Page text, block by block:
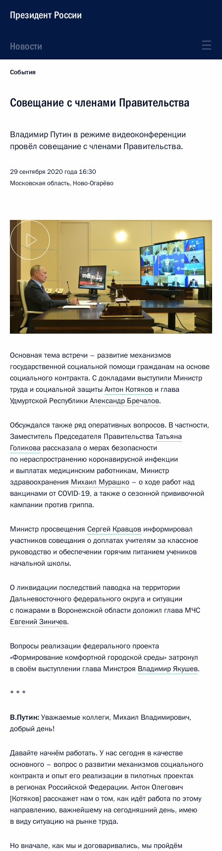
Президент России
Новости
События
Совещание с членами Правительства
Владимир Путин в режиме видеоконференции
провёл совещание с членами Правительства.
29 сентября 2020 года 16:30
Московская область, Ново-Огарёво
Основная тема встречи – развитие механизмов
государственной социальной помощи гражданам на основе
социального контракта. С докладами выступили Министр
труда и социальной защиты Антон Котяков и глава
Удмуртской Республики Александр Бречалов.
Обсуждался также ряд оперативных вопросов. В частности,
Заместитель Председателя Правительства Татьяна
Голикова рассказала о мерах безопасности
по нераспространению коронавирусной инфекции
и выплатах медицинским работникам, Министр
здравоохранения Михаил Мурашко – о ходе работ над
вакцинами от COVID-19, а также о сезонной прививочной
кампании против гриппа.
Министр просвещения Сергей Кравцов информировал
участников совещания о доплатах учителям за классное
руководство и обеспечении горячим питанием учеников
начальной школы.
О ликвидации последствий паводка на территории
Дальневосточного федерального округа и ситуации
с пожарами в Воронежской области доложил глава МЧС
Евгений Зиничев.
Вопросы реализации федерального проекта
«Формирование комфортной городской среды» затронул
в своём выступлении глава Минстроя Владимир Якушев.
* * *
В.Путин: Уважаемые коллеги, Михаил Владимирович,
добрый день!
Давайте начнём работать. У нас сегодня в качестве
основного – вопрос о развитии механизмов социального
контракта и опыт его реализации в пилотных проектах
в регионах Российской Федерации. Антон Олегович
[Котяков] расскажет нам о том, как идёт работа по этому
направлению, важнейшему на сегодняшний день, имею
в виду ситуацию на рынке труда.
Но вначале, как мы и договаривались, мы пройдём